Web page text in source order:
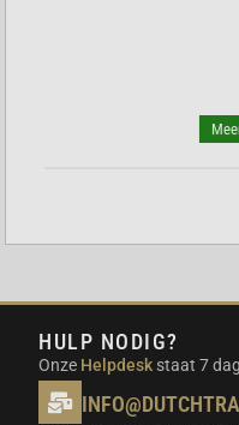
HULP NODIG?
Onze Helpdesk staat 7